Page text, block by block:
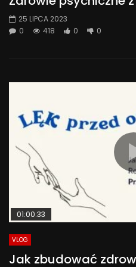
25 LIPCA 2023
0
418 0 0
01:00:33
VLOG
Jak zbudować